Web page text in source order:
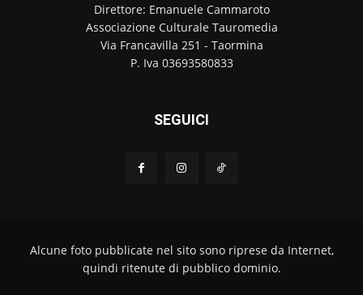
Direttore: Emanuele Cammaroto
Associazione Culturale Tauromedia
Via Francavilla 251 - Taormina
P. Iva 03693580833
SEGUICI
Alcune foto pubblicate nel sito sono riprese da Internet,
quindi ritenute di pubblico dominio.